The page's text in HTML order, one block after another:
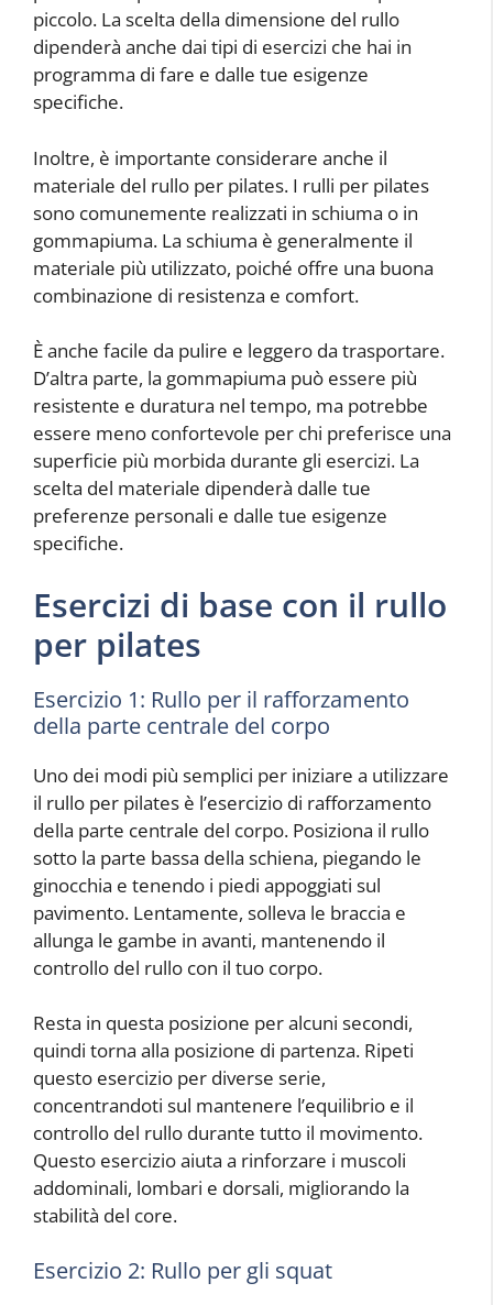
piccolo. La scelta della dimensione del rullo
dipenderà anche dai tipi di esercizi che hai in
programma di fare e dalle tue esigenze
specifiche.
Inoltre, è importante considerare anche il
materiale del rullo per pilates. I rulli per pilates
sono comunemente realizzati in schiuma o in
gommapiuma. La schiuma è generalmente il
materiale più utilizzato, poiché offre una buona
combinazione di resistenza e comfort.
È anche facile da pulire e leggero da trasportare.
D’altra parte, la gommapiuma può essere più
resistente e duratura nel tempo, ma potrebbe
essere meno confortevole per chi preferisce una
superficie più morbida durante gli esercizi. La
scelta del materiale dipenderà dalle tue
preferenze personali e dalle tue esigenze
specifiche.
Esercizi di base con il rullo
per pilates
Esercizio 1: Rullo per il rafforzamento
della parte centrale del corpo
Uno dei modi più semplici per iniziare a utilizzare
il rullo per pilates è l’esercizio di rafforzamento
della parte centrale del corpo. Posiziona il rullo
sotto la parte bassa della schiena, piegando le
ginocchia e tenendo i piedi appoggiati sul
pavimento. Lentamente, solleva le braccia e
allunga le gambe in avanti, mantenendo il
controllo del rullo con il tuo corpo.
Resta in questa posizione per alcuni secondi,
quindi torna alla posizione di partenza. Ripeti
questo esercizio per diverse serie,
concentrandoti sul mantenere l’equilibrio e il
controllo del rullo durante tutto il movimento.
Questo esercizio aiuta a rinforzare i muscoli
addominali, lombari e dorsali, migliorando la
stabilità del core.
Esercizio 2: Rullo per gli squat